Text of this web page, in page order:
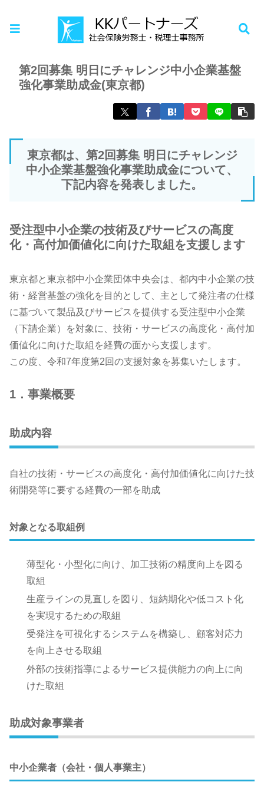
お知らせ
第2回募集 明日にチャレンジ中小企業基盤
強化事業助成金(東京都)
東京都は、第2回募集 明日にチャレンジ
中小企業基盤強化事業助成金について、
下記内容を発表しました。
受注型中小企業の技術及びサービスの高度
化・高付加価値化に向けた取組を支援します
東京都と東京都中小企業団体中央会は、都内中小企業の技
術・経営基盤の強化を目的として、主として発注者の仕様
に基づいて製品及びサービスを提供する受注型中小企業
（下請企業）を対象に、技術・サービスの高度化・高付加
価値化に向けた取組を経費の面から支援します。
この度、令和7年度第2回の支援対象を募集いたします。
1．事業概要
助成内容
自社の技術・サービスの高度化・高付加価値化に向けた技
術開発等に要する経費の一部を助成
対象となる取組例
薄型化・小型化に向け、加工技術の精度向上を図る
取組
生産ラインの見直しを図り、短納期化や低コスト化
を実現するための取組
受発注を可視化するシステムを構築し、顧客対応力
を向上させる取組
外部の技術指導によるサービス提供能力の向上に向
けた取組
助成対象事業者
中小企業者（会社・個人事業主）